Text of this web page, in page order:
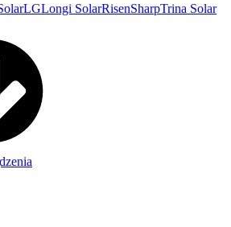
LGLongi SolarRisenSharpTrina Solar